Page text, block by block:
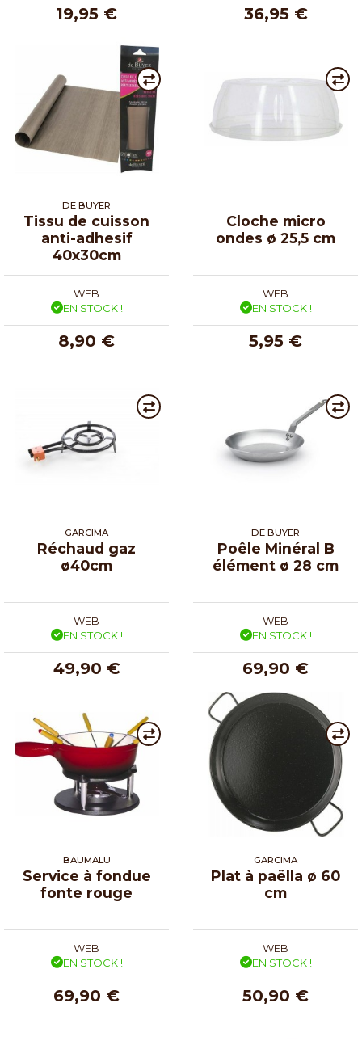
19,95 € 36,95 €
DE BUYER
Tissu de cuisson
anti-adhesif
40x30cm
WEB
EN STOCK !
8,90 €
Cloche micro
ondes ø 25,5 cm
WEB
EN STOCK !
5,95 €
GARCIMA
Réchaud gaz
ø40cm
WEB
EN STOCK !
49,90 €
DE BUYER
Poêle Minéral B
élément ø 28 cm
WEB
EN STOCK !
69,90 €
BAUMALU
Service à fondue
fonte rouge
WEB
EN STOCK !
69,90 €
GARCIMA
Plat à paëlla ø 60
cm
WEB
EN STOCK !
50,90 €